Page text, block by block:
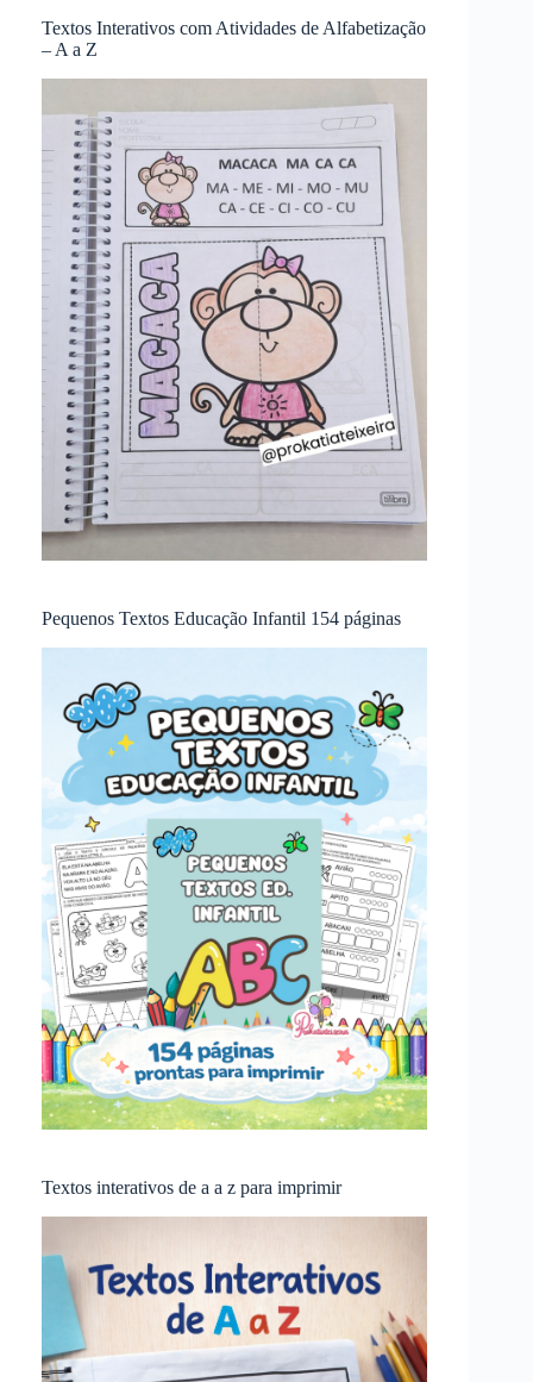
Textos Interativos com Atividades de Alfabetização
– A a Z
Pequenos Textos Educação Infantil 154 páginas
Textos interativos de a a z para imprimir